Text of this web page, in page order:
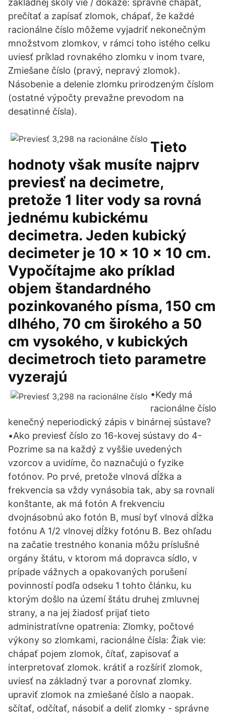
základnej školy vie / dokáže: správne chápať,
prečítať a zapísať zlomok, chápať, že každé
racionálne číslo môžeme vyjadriť nekonečným
množstvom zlomkov, v rámci toho istého celku
uviesť príklad rovnakého zlomku v inom tvare,
Zmiešane číslo (pravý, nepravý zlomok).
Násobenie a delenie zlomku prirodzeným číslom
(ostatné výpočty prevažne prevodom na
desatinné čísla).
Tieto
hodnoty však musíte najprv
previesť na decimetre,
pretože 1 liter vody sa rovná
jednému kubickému
decimetra. Jeden kubický
decimeter je 10 x 10 x 10 cm.
Vypočítajme ako príklad
objem štandardného
pozinkovaného písma, 150 cm
dlhého, 70 cm širokého a 50
cm vysokého, v kubických
decimetroch tieto parametre
vyzerajú
•Kedy má
racionálne číslo
kenečný neperiodický zápis v binárnej sústave?
•Ako previesť číslo zo 16-kovej sústavy do 4-
Pozrime sa na každý z vyššie uvedených
vzorcov a uvidíme, čo naznačujú o fyzike
fotónov. Po prvé, pretože vlnová dĺžka a
frekvencia sa vždy vynásobia tak, aby sa rovnali
konštante, ak má fotón A frekvenciu
dvojnásobnú ako fotón B, musí byť vlnová dĺžka
fotónu A 1/2 vlnovej dĺžky fotónu B. Bez ohľadu
na začatie trestného konania môžu príslušné
orgány štátu, v ktorom má dopravca sídlo, v
prípade vážnych a opakovaných porušení
povinností podľa odseku 1 tohto článku, ku
ktorým došlo na území štátu druhej zmluvnej
strany, a na jej žiadosť prijať tieto
administratívne opatrenia: Zlomky, počtové
výkony so zlomkami, racionálne čísla: Žiak vie:
chápať pojem zlomok, čítať, zapisovať a
interpretovať zlomok. krátiť a rozšíriť zlomok,
uviesť na základný tvar a porovnať zlomky.
upraviť zlomok na zmiešané číslo a naopak.
sčítať, odčítať, násobiť a deliť zlomky - správne